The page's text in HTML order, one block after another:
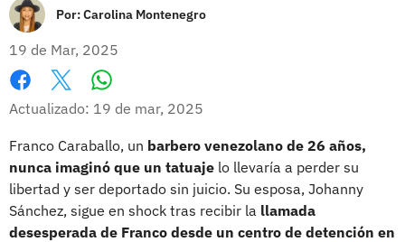
Por:Carolina Montenegro
19 de Mar, 2025
Facebook
X
Actualizado: 19 de mar, 2025
Franco Caraballo, un barbero venezolano de 26 años,
nunca imaginó que un tatuaje lo llevaría a perder su
libertad y ser deportado sin juicio. Su esposa, Johanny
Sánchez, sigue en shock tras recibir la llamada
desesperada de Franco desde un centro de detención en